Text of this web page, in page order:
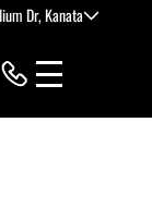
Dr, Kanata